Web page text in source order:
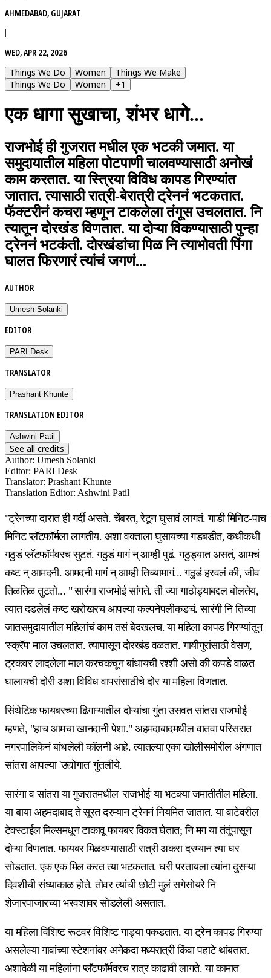
AHMEDABAD, GUJARAT
|
WED, APR 22, 2026
Things We Do
Women
Things We Make
Things We Do
Women +1
एक धागा सुखाचा, शंभर धागे...
राजभोई ही गुजरात मधील एक भटकी जमात. या
समुदायातील महिला पोटपाणी चालवण्यासाठी अनोखं
काम करतात. या स्त्रिया विविध कापड गिरण्यांत
जातात. त्यासाठी रात्री-बेरात्री ट्रेननं भटकतात.
फॅक्टरीनं कचरा म्हणून टाकलेला तंगूस उचलतात. नि
त्यातून दोरखंड विणतात. या दोऱ्या विकण्यासाठी पुन्हा
ट्रेननं भटकंती. दोरखंडांचा पिळ नि त्याभोवती पिंगा
घालत फिरणारं त्यांचं जगणं...
AUTHOR
Umesh Solanki
EDITOR
PARI Desk
TRANSLATOR
Prashant Khunte
TRANSLATION EDITOR
Ashwini Patil
See all credits
Author: Umesh Solanki
Editor: PARI Desk
Translator: Prashant Khunte
Translation Editor: Ashwini Patil
"ट्रेनच्या दारात ही गर्दी असते. चेंबरत, रेटून घुसावं लागतं. गाडी मिनिट-पाच
मिनिट प्लॅटफॉर्मला लागतीय. अशा वक्ताला घुसायच्या गडबडीत, कधीकधी
गठुडं प्लॅटफॉर्मवरच सुटतं. गठुडं मागं न् आम्ही पुढं. गठुड्यात असतं, आमचं
कष्ट न् आमदनी. आमदनी मागं न् आम्ही तिच्यामागं... गठुडं हरवलं की, जीव
तिळतिळ तुटतो... " सारंगा राजभोई सांगते. ती ज्या गाठोड्याबद्दल बोलतेय,
त्यात दडलेलं कष्ट खरोखरच आपल्या कल्पनेपलीकडचं. सारंगी नि तिच्या
जातसमुदायातील महिलांचं काम तसं बेदखलच. या महिला कापड गिरण्यांतून
'स्क्रॅप' माल उचलतात. त्यापासून दोरखंड वळतात. गायीगुरांसाठी वेसण,
ट्रकवर लादलेला माल करचकचून बांधायची रश्शी असो की कपडे वाळत
घालायची दोरी अशा विविध वापरांसाठीचे दोर या महिला विणतात.
सिंथेटिक फायबरच्या ढिगाऱ्यातील दोऱ्यांचा गुंता उसवत सांतरा राजभोई
म्हणते, "हाच आमचा खानदानी पेशा." अहमदाबादमधील वातवा परिसरात
नगरपालिकेनं बांधलेली कॉलनी आहे. त्यातल्या एका खोलीसमोरील अंगणात
सांतरा आपल्या 'उद्योगात' गुंतलीये.
सारंगा व सांतरा या गुजरातमधील 'राजभोई' या भटक्या जमातीतील महिला.
या बाया अहमदाबाद ते सूरत दरम्यान ट्रेननं नियमित जातात. या वाटेवरील
टेक्स्टाईल मिल्समधून टाकावू फायबर विकत घेतात; नि मग या तंतूंपासून
दोऱ्या विणतात. फायबर मिळवण्यासाठी रात्री अकरा दरम्यान त्या घर
सोडतात. एक एक मिल करत त्या भटकतात. घरी परतायला त्यांना दुसऱ्या
दिवशीची संध्याकाळ होते. तोवर त्यांची छोटी मुलं सगेसोयरे नि
शेजारपाजारच्या भरवशावर सोडलेली असतात.
या महिला विशिष्ट रूटवर विशिष्ट गाड्या पकडतात. या ट्रेन कापड गिरण्या
असलेल्या गावांच्या स्टेशनांवर अनेकदा मध्यरात्री किंवा पहाटे थांबतात.
अशावेळी या महिलांना प्लॅटफॉर्मवरच रात्र काढावी लागते. या कामात